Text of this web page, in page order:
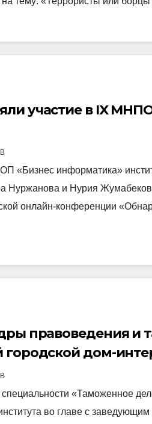
участие в IX
«Бизнес информатика»
Нуржанова и Нурия
онлайн-конференции
правоведения и
дом-
специальности «Таможенное
во главе с